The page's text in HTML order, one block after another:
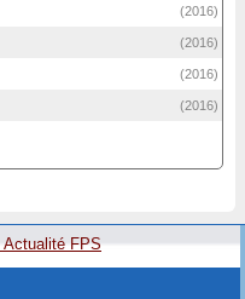
(2016)
(2016)
(2016)
(2016)